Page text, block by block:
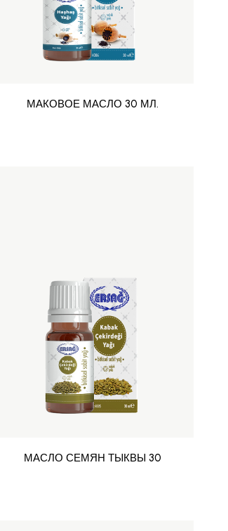
МАКОВОЕ МАСЛО 30 МЛ.
МАСЛО СЕМЯН ТЫКВЫ 30